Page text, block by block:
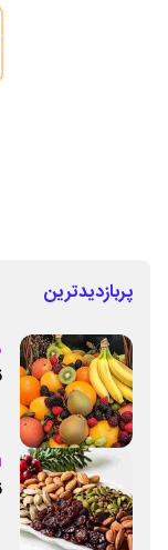
پربازدیدترین